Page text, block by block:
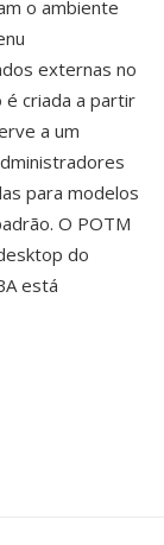
o ambiente
externas no
é criada a partir
a um
para modelos
O POTM
do
está